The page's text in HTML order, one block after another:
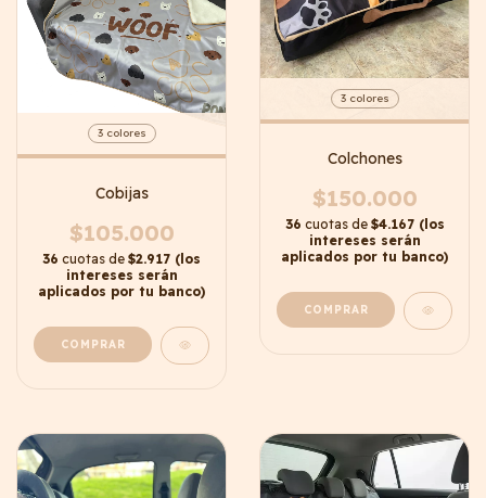
3 colores
Cobijas
$105.000
36 cuotas de $2.917 (los
intereses serán
aplicados por tu banco)
COMPRAR
3 colores
Colchones
$150.000
36 cuotas de $4.167 (los
intereses serán
aplicados por tu banco)
COMPRAR